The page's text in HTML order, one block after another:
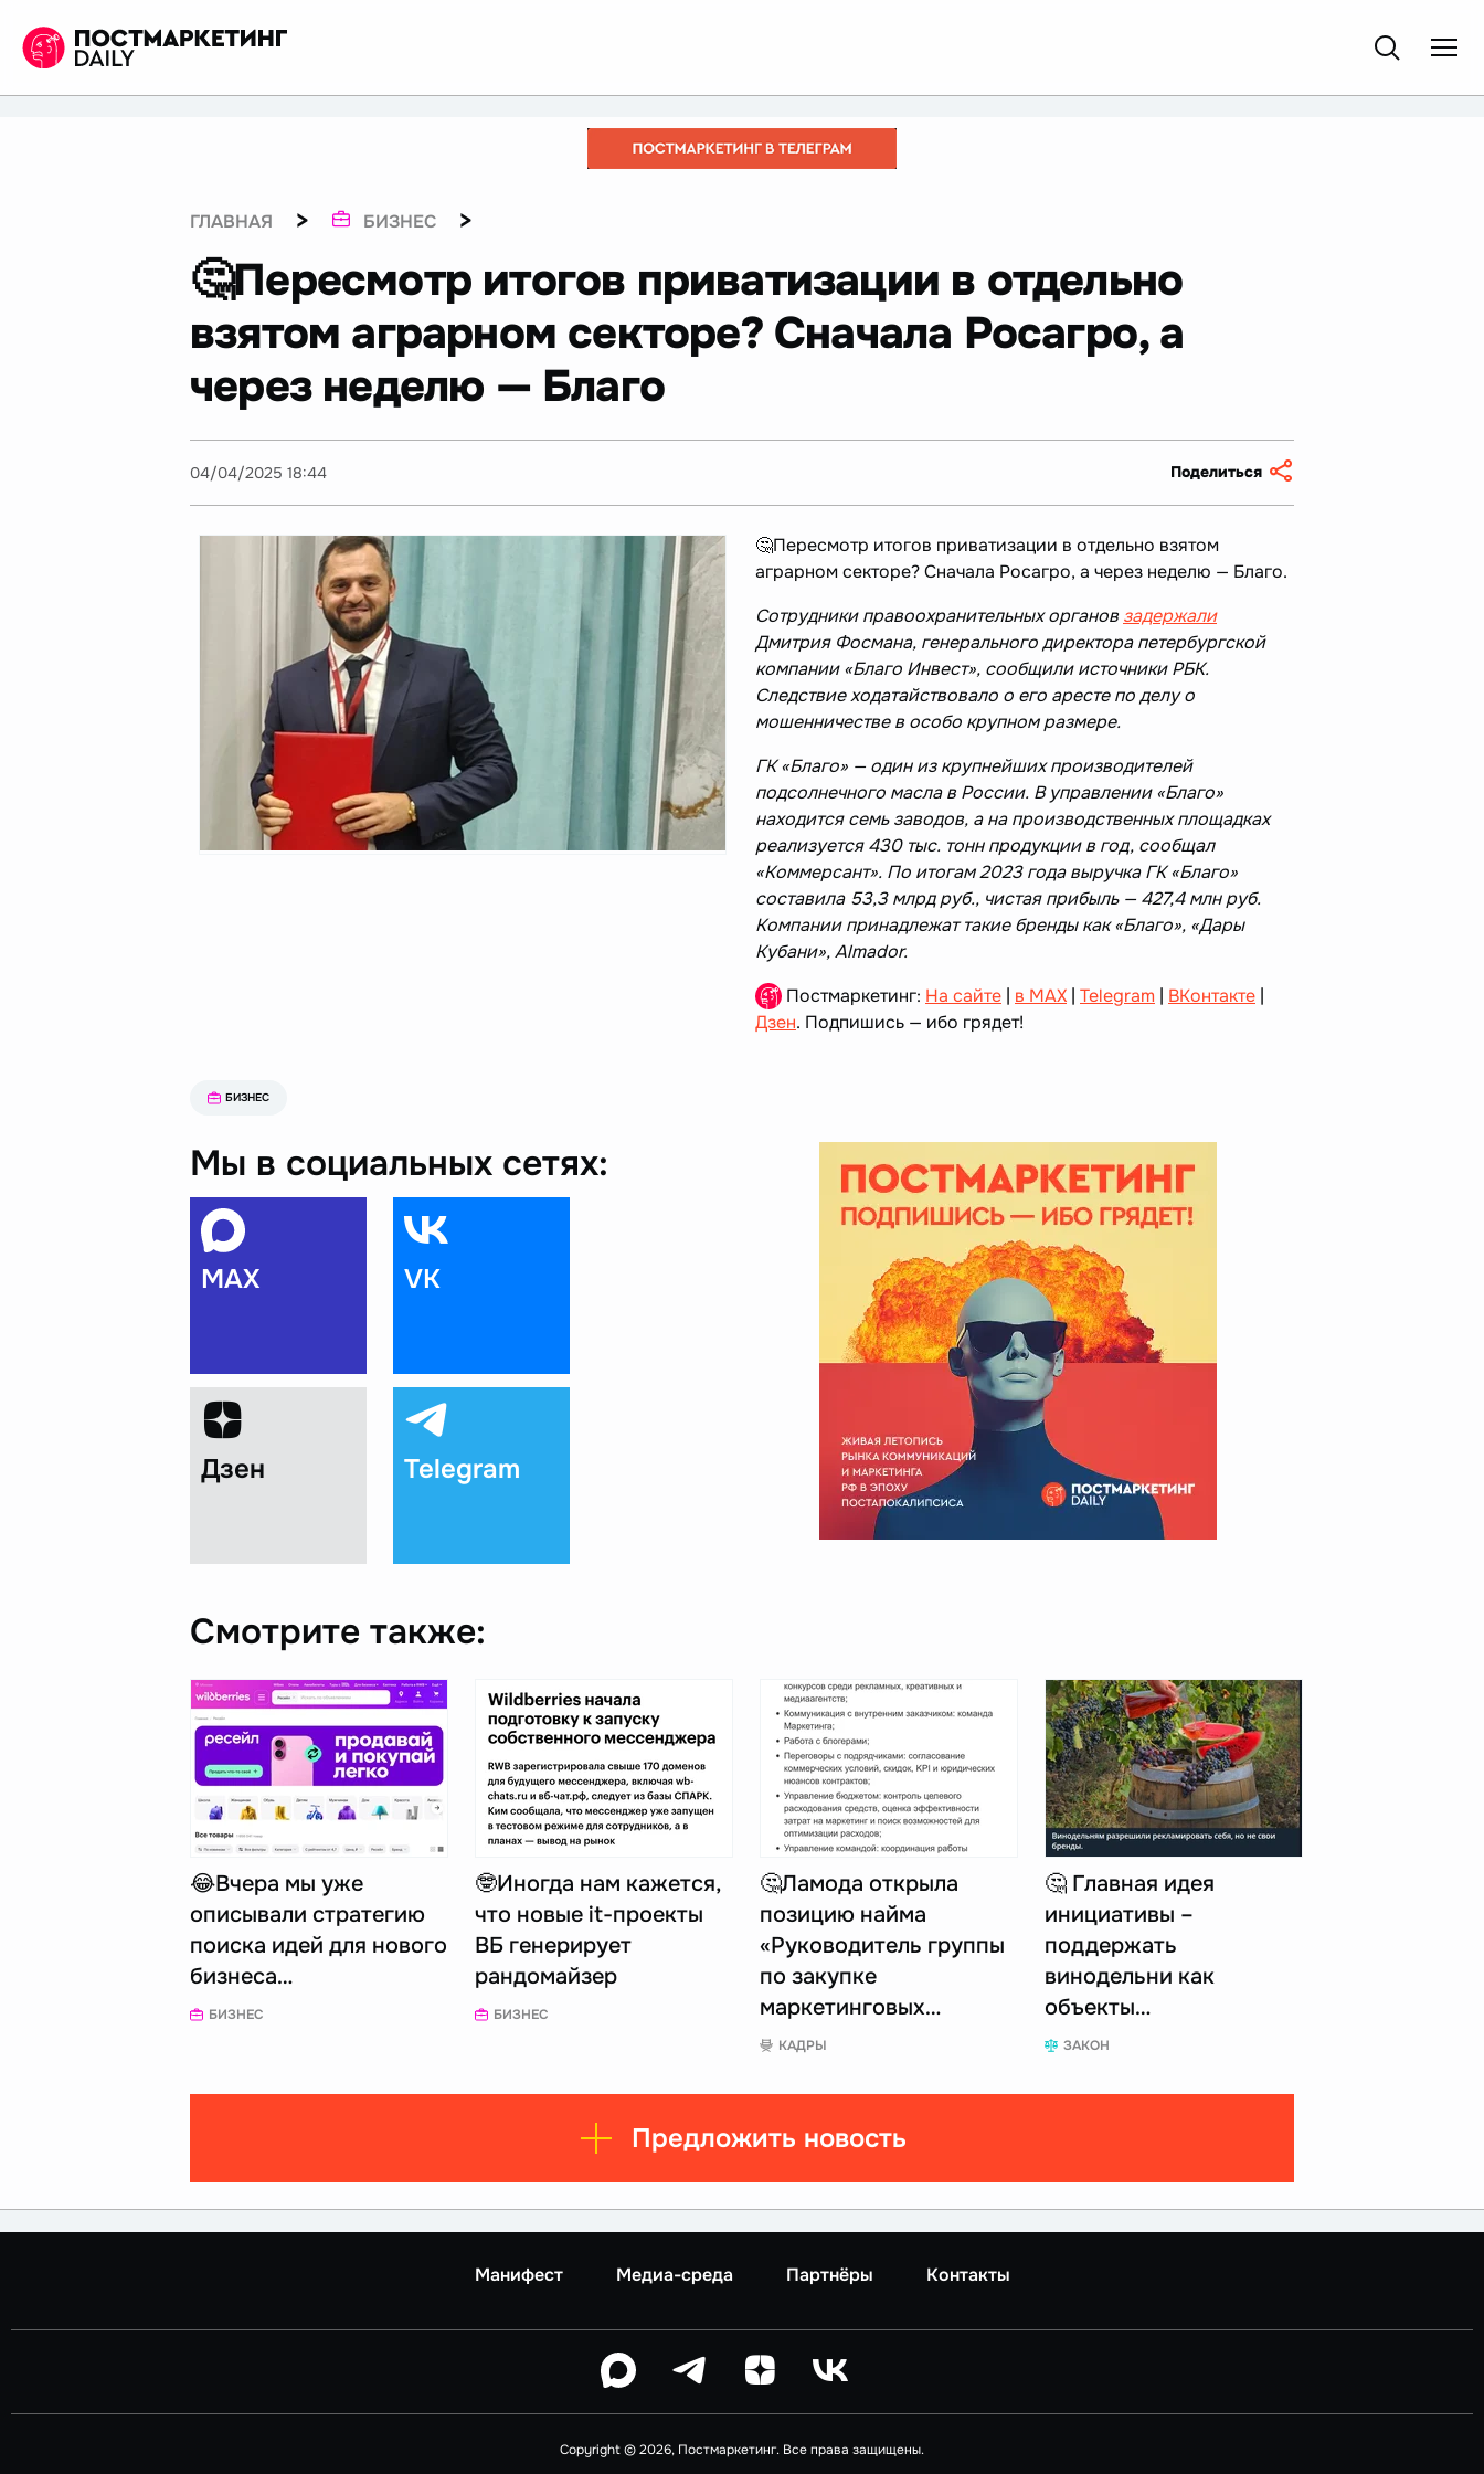
ГЛАВНАЯ > БИЗНЕС >
🤔Пересмотр итогов приватизации в отдельно
взятом аграрном секторе? Сначала Росагро, а
через неделю — Благо
04/04/2025 18:44 Поделиться
🤔Пересмотр итогов приватизации в отдельно взятом
аграрном секторе? Сначала Росагро, а через неделю — Благо.
Сотрудники правоохранительных органов задержали
Дмитрия Фосмана, генерального директора петербургской
компании «Благо Инвест», сообщили источники РБК.
Следствие ходатайствовало о его аресте по делу о
мошенничестве в особо крупном размере.
ГК «Благо» — один из крупнейших производителей
подсолнечного масла в России. В управлении «Благо»
находится семь заводов, а на производственных площадках
реализуется 430 тыс. тонн продукции в год, сообщал
«Коммерсант». По итогам 2023 года выручка ГК «Благо»
составила 53,3 млрд руб., чистая прибыль — 427,4 млн руб.
Компании принадлежат такие бренды как «Благо», «Дары
Кубани», Almador.
Постмаркетинг: На сайте | в MAX | Telegram | ВКонтакте |
Дзен. Подпишись — ибо грядет!
БИЗНЕС
Мы в социальных сетях:
MAX VK
Дзен Telegram
Смотрите также:
😂Вчера мы уже
описывали стратегию
поиска идей для нового
бизнеса…
БИЗНЕС
🤓Иногда нам кажется,
что новые it-проекты
ВБ генерирует
рандомайзер
БИЗНЕС
🤔Ламода открыла
позицию найма
«Руководитель группы
по закупке
маркетинговых…
КАДРЫ
🤔 Главная идея
инициативы –
поддержать
винодельни как
объекты…
ЗАКОН
Предложить новость
Манифест Медиа-среда Партнёры Контакты
Copyright © 2026, Постмаркетинг. Все права защищены.